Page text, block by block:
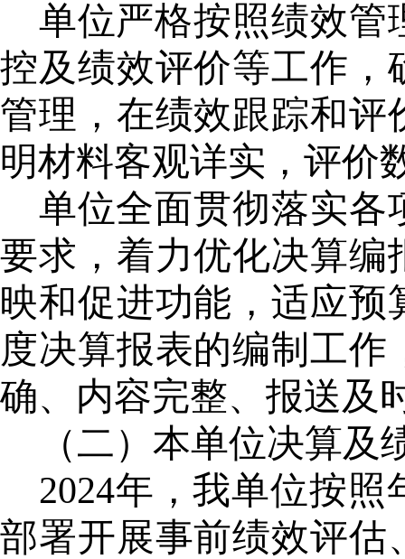
单位严格按照绩效管
控及绩效评价等工作，
管理，在绩效跟踪和
明材料客观详实，评价
单位全面贯彻落实各
要求，着力优化决算编
映和促进功能，适应
度决算报表的编制工
确、内容完整、报送及
（二） 本单位决算及
2024年，我单位按
部署开展事前绩效评估